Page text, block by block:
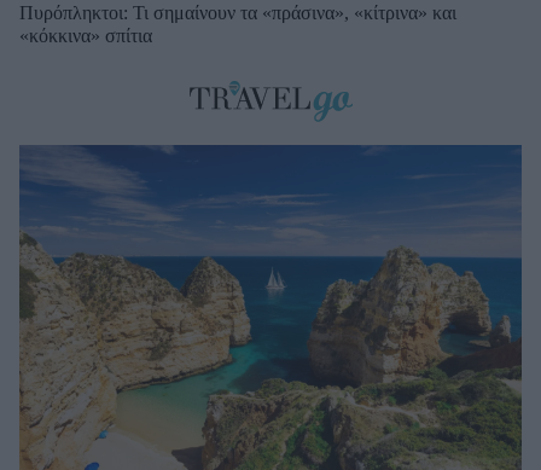
Πυρόπληκτοι: Τι σημαίνουν τα «πράσινα», «κίτρινα» και
«κόκκινα» σπίτια